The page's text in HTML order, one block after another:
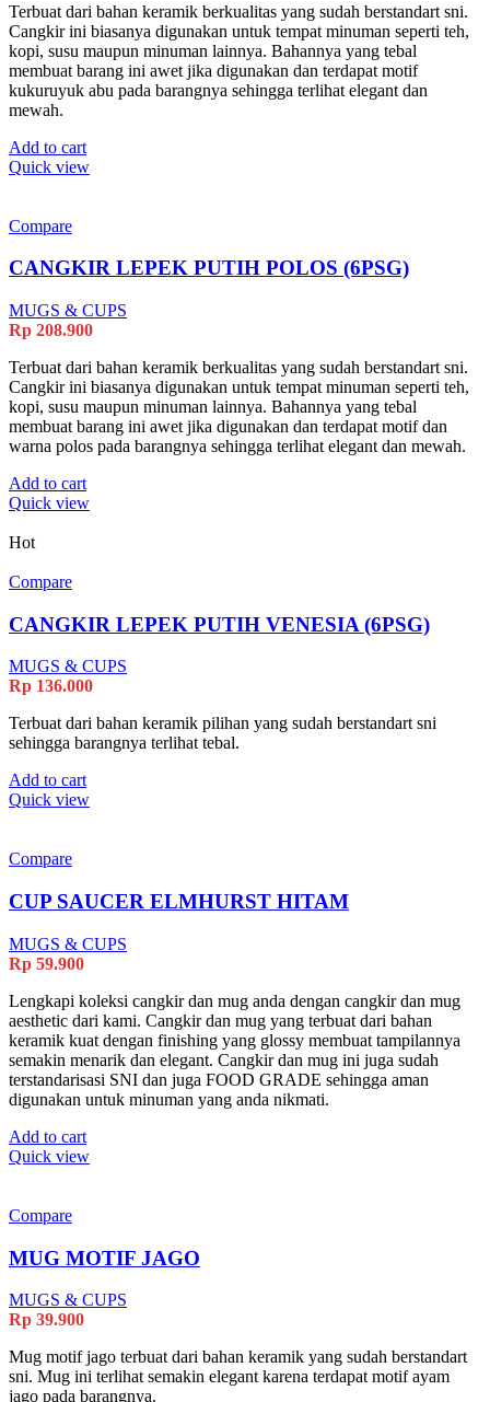
Terbuat dari bahan keramik berkualitas yang sudah berstandart sni.
Cangkir ini biasanya digunakan untuk tempat minuman seperti teh,
kopi, susu maupun minuman lainnya. Bahannya yang tebal
membuat barang ini awet jika digunakan dan terdapat motif
kukuruyuk abu pada barangnya sehingga terlihat elegant dan
mewah.
Add to cart
Quick view
Compare
CANGKIR LEPEK PUTIH POLOS (6PSG)
MUGS & CUPS
Rp 208.900
Terbuat dari bahan keramik berkualitas yang sudah berstandart sni.
Cangkir ini biasanya digunakan untuk tempat minuman seperti teh,
kopi, susu maupun minuman lainnya. Bahannya yang tebal
membuat barang ini awet jika digunakan dan terdapat motif dan
warna polos pada barangnya sehingga terlihat elegant dan mewah.
Add to cart
Quick view
Hot
Compare
CANGKIR LEPEK PUTIH VENESIA (6PSG)
MUGS & CUPS
Rp 136.000
Terbuat dari bahan keramik pilihan yang sudah berstandart sni
sehingga barangnya terlihat tebal.
Add to cart
Quick view
Compare
CUP SAUCER ELMHURST HITAM
MUGS & CUPS
Rp 59.900
Lengkapi koleksi cangkir dan mug anda dengan cangkir dan mug
aesthetic dari kami. Cangkir dan mug yang terbuat dari bahan
keramik kuat dengan finishing yang glossy membuat tampilannya
semakin menarik dan elegant. Cangkir dan mug ini juga sudah
terstandarisasi SNI dan juga FOOD GRADE sehingga aman
digunakan untuk minuman yang anda nikmati.
Add to cart
Quick view
Compare
MUG MOTIF JAGO
MUGS & CUPS
Rp 39.900
Mug motif jago terbuat dari bahan keramik yang sudah berstandart
sni. Mug ini terlihat semakin elegant karena terdapat motif ayam
jago pada barangnya.